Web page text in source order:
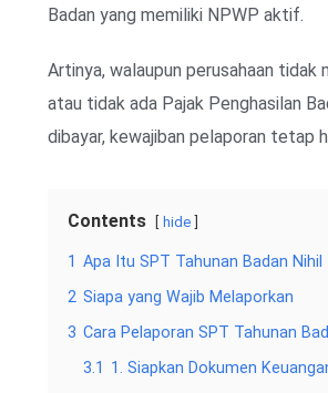
Badan yang memiliki NPWP aktif.
Artinya, walaupun perusahaan tidak
atau tidak ada Pajak Penghasilan
dibayar, kewajiban pelaporan tetap
Contents hide
1 Apa Itu SPT Tahunan Badan Nihil
2 Siapa yang Wajib Melaporkan
3 Cara Pelaporan SPT Tahunan
3.1 1. Siapkan Dokumen